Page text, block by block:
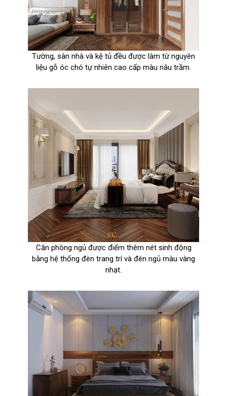
Tường, sàn nhà và kệ tủ đều được làm từ nguyên
liệu gỗ óc chó tự nhiên cao cấp màu nâu trầm.
Căn phòng ngủ được điểm thêm nét sinh động
bằng hệ thống đèn trang trí và đèn ngủ màu vàng
nhạt.